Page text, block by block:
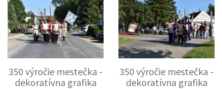
350 výročie mestečka -
dekoratívna grafika
350 výročie mestečka -
dekoratívna grafika